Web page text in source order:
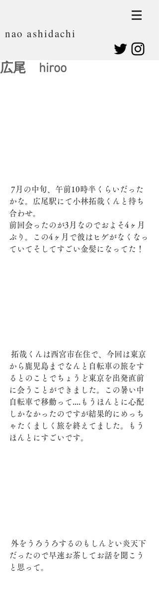
nao ashidachi
広尾 hiroo
かな。広尾駅にて小林拓哉くんと待ち
合わせ。
前回会ったのが3月なのでおよそ4ヶ月
ぶり。この4ヶ月で彼はヒゲがなくなっ
ていてそしてすごい金髪になってた！
から鹿児島までなんと自転車の旅をす
るとのことでちょうど東京を出発直前
に会うことができました。この暑い中
自転車で移動って....もうほんとに心配
しかなかったのですが結果的にめっち
ゃたくましく旅を終えてました。もう
ほんとにすごいです。
だったので早速お茶してお話を聞こう
と思って。